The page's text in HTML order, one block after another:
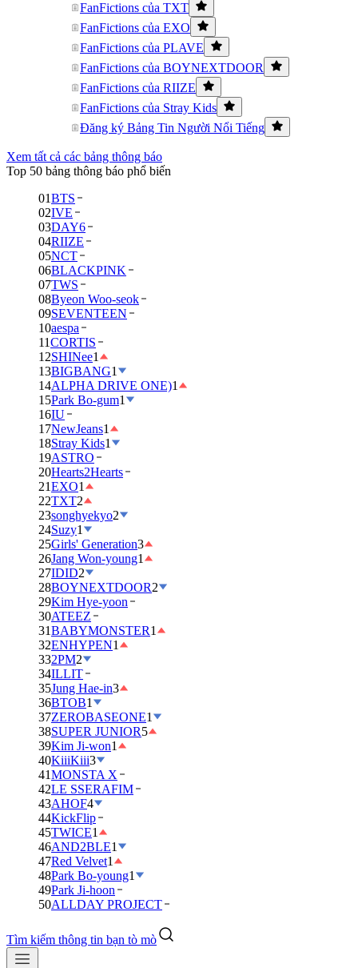
FanFictions của TXT
FanFictions của EXO
FanFictions của PLAVE
FanFictions của BOYNEXTDOOR
FanFictions của RIIZE
FanFictions của Stray Kids
Đăng ký Bảng Tin Người Nổi Tiếng
Xem tất cả các bảng thông báo
Top 50 bảng thông báo phổ biến
01BTS
02IVE
03DAY6
04RIIZE
05NCT
06BLACKPINK
07TWS
08Byeon Woo-seok
09SEVENTEEN
10aespa
11CORTIS
12SHINee1
13BIGBANG1
14ALPHA DRIVE ONE)1
15Park Bo-gum1
16IU
17NewJeans1
18Stray Kids1
19ASTRO
20Hearts2Hearts
21EXO1
22TXT2
23songhyekyo2
24Suzy1
25Girls' Generation3
26Jang Won-young1
27IDID2
28BOYNEXTDOOR2
29Kim Hye-yoon
30ATEEZ
31BABYMONSTER1
32ENHYPEN1
332PM2
34ILLIT
35Jung Hae-in3
36BTOB1
37ZEROBASEONE1
38SUPER JUNIOR5
39Kim Ji-won1
40KiiiKiii3
41MONSTA X
42LE SSERAFIM
43AHOF4
44KickFlip
45TWICE1
46AND2BLE1
47Red Velvet1
48Park Bo-young1
49Park Ji-hoon
50ALLDAY PROJECT
Tìm kiếm thông tin bạn tò mò